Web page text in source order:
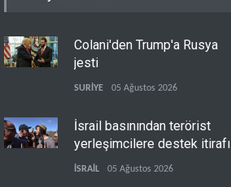
Colani'den Trump'a Rusya
jesti
SURİYE 05 Ağustos 2026
İsrail basınından terörist
yerleşimcilere destek itirafı
İSRAİL 05 Ağustos 2026